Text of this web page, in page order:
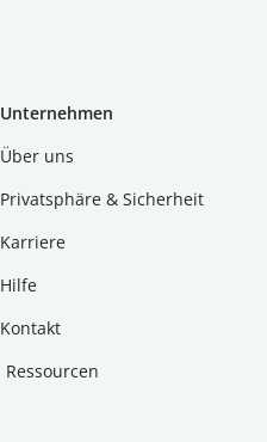
Unternehmen
Über uns
Privatsphäre & Sicherheit
Karriere
Hilfe
Kontakt
Ressourcen